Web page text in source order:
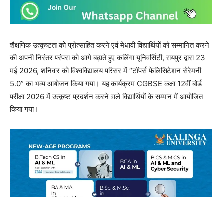
शैक्षणिक उत्कृष्टता को प्रोत्साहित करने एवं मेधावी विद्यार्थियों को सम्मानित करने
की अपनी निरंतर परंपरा को आगे बढ़ाते हुए कलिंगा यूनिवर्सिटी, रायपुर द्वारा 23
मई 2026, शनिवार को विश्वविद्यालय परिसर में “टॉपर्स फेलिसिटेशन सेरेमनी
5.0” का भव्य आयोजन किया गया। यह कार्यक्रम CGBSE कक्षा 12वीं बोर्ड
परीक्षा 2026 में उत्कृष्ट प्रदर्शन करने वाले विद्यार्थियों के सम्मान में आयोजित
किया गया।